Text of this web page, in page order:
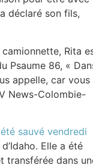
déclaré son fils,
Rita
Psaume 86, «
appelle, car vous
News-Colombie-
sauvé vendredi
Elle a été
transférée dans